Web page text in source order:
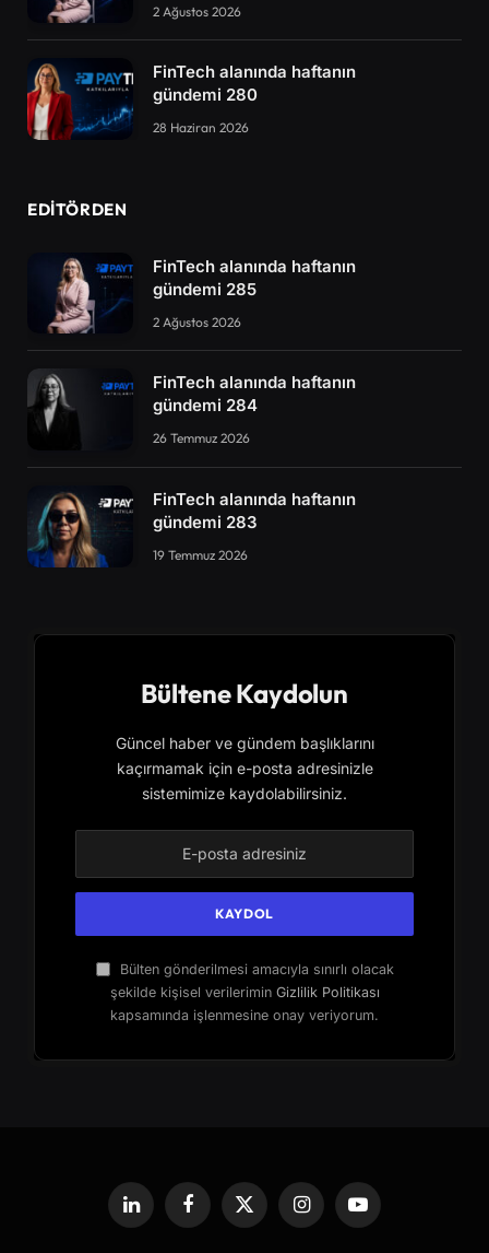
2 Ağustos 2026
FinTech alanında haftanın
gündemi 280
28 Haziran 2026
EDITÖRDEN
FinTech alanında haftanın
gündemi 285
2 Ağustos 2026
FinTech alanında haftanın
gündemi 284
26 Temmuz 2026
FinTech alanında haftanın
gündemi 283
19 Temmuz 2026
Bültene Kaydolun
Güncel haber ve gündem başlıklarını
kaçırmamak için e-posta adresinizle
sistemimize kaydolabilirsiniz.
Bülten gönderilmesi amacıyla sınırlı olacak
şekilde kişisel verilerimin Gizlilik Politikası
kapsamında işlenmesine onay veriyorum.
LinkedIn Facebook
X
(Twitter)
InstagramYouTube